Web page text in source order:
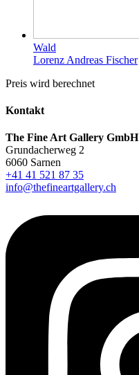
Wald
Lorenz Andreas Fischer
Preis wird berechnet
Kontakt
The Fine Art Gallery GmbH
Grundacherweg 2
6060 Sarnen
+41 41 521 87 35
info@thefineartgallery.ch